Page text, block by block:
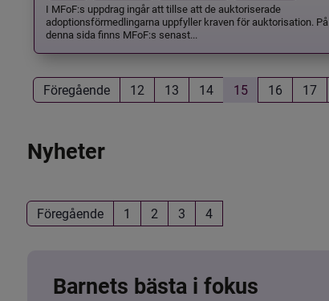
I MFoF:s uppdrag ingår att tillse att de auktoriserade
adoptionsförmedlingarna uppfyller kraven för auktorisation. På
denna sida finns MFoF:s senast...
Föregående 12 13 14 15 16 17
Nyheter
Föregående 1 2 3 4
Barnets bästa i fokus